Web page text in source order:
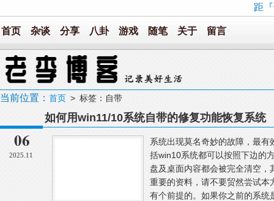
距
首页 杂谈 分享 八卦 游戏 随笔 关于 留言
当前位置： 首页 > 标签：自带
06
2025.11
如何用win11/10系统自带的修复功能恢复系统
系统出现莫名奇妙的故障，最
括win10系统都可以按照下边的
盘及桌面内容都会被完全清空
重要的资料，请不要贸然尝试本
有个前提的。如果你之前的系统